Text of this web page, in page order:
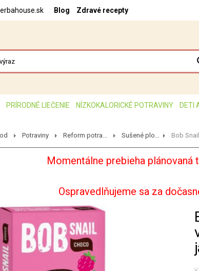
Blog Zdravé recepty
PRÍRODNÉ LIEČENIE NÍZKOKALORICKÉ POTRAVINY DETI
Potraviny Reform potra... Sušené plo... Bob
Momentálne prebieha plánovaná
Ospravedlňujeme sa za